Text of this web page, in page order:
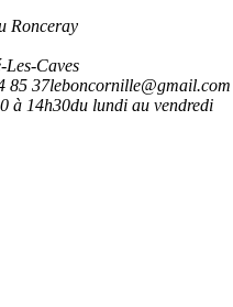
Ronceray
Caves
85 37leboncornille@gmail.com
à 14h30du lundi au vendredi